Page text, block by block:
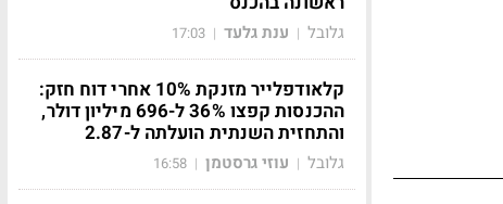
גלובל | ענת גלעד |
17:03
קלאודפלייר מזנקת 10% אחרי דוח חזק:
ההכנסות קפצו 36% ל-696 מיליון דולר,
והתחזית השנתית הועלתה ל-2.87
גלובל | עוזי גרסטמן |
16:58